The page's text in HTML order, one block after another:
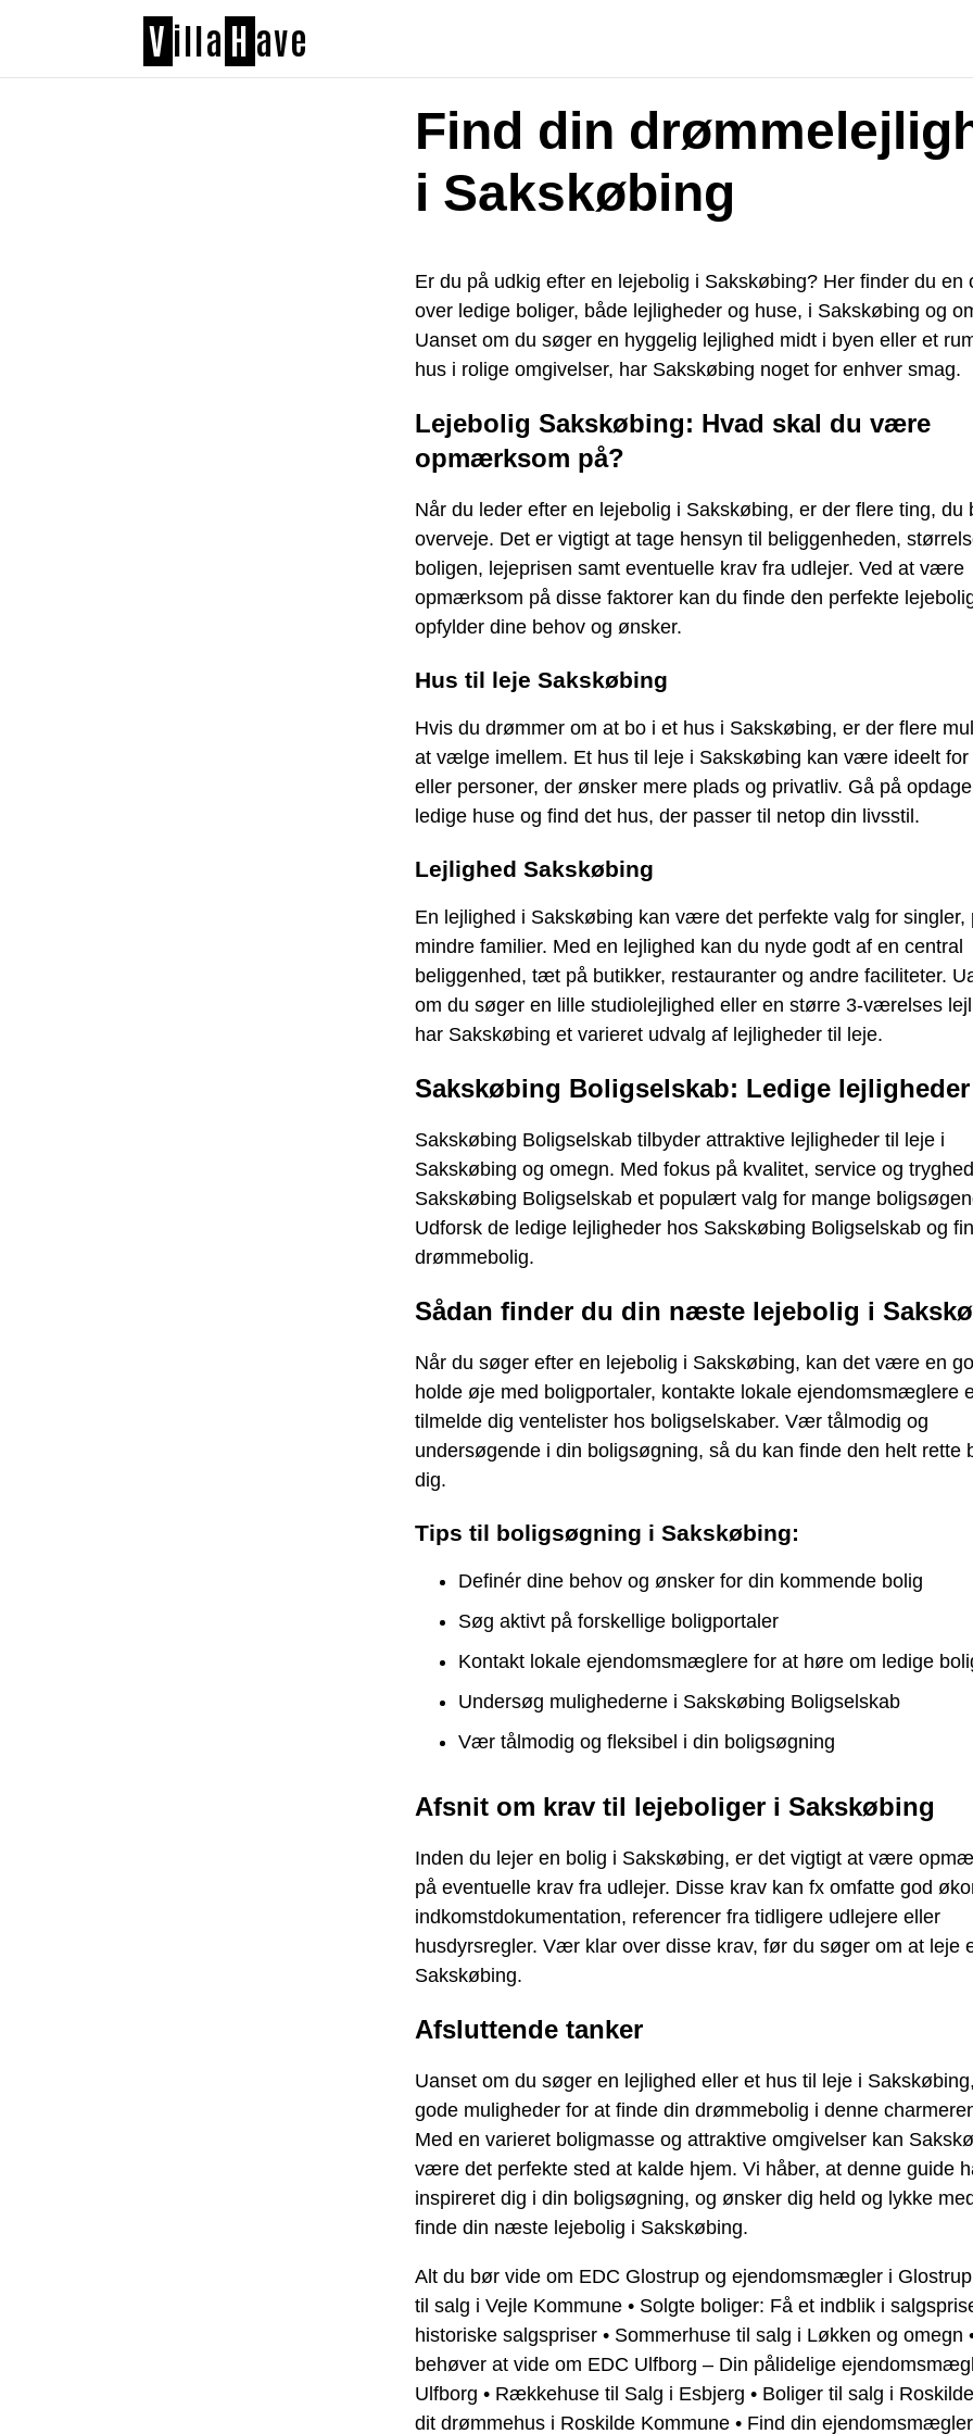
V illa H ave
Find din
i Sakskøbing
Er du på udkig efter en lejebolig i Sakskøbing? Her finder du en
over ledige boliger, både lejligheder og huse, i Sakskøbing og
Uanset om du søger en hyggelig lejlighed midt i byen eller et
hus i rolige omgivelser, har Sakskøbing noget for enhver smag.
Lejebolig Sakskøbing: Hvad skal du være
opmærksom på?
Når du leder efter en lejebolig i Sakskøbing, er der flere ting, du
overveje. Det er vigtigt at tage hensyn til beliggenheden,
boligen, lejeprisen samt eventuelle krav fra udlejer. Ved at være
opmærksom på disse faktorer kan du finde den perfekte
opfylder dine behov og ønsker.
Hus til leje Sakskøbing
Hvis du drømmer om at bo i et hus i Sakskøbing, er der flere
at vælge imellem. Et hus til leje i Sakskøbing kan være ideelt for
eller personer, der ønsker mere plads og privatliv. Gå på
ledige huse og find det hus, der passer til netop din livsstil.
Lejlighed Sakskøbing
En lejlighed i Sakskøbing kan være det perfekte valg for singler,
mindre familier. Med en lejlighed kan du nyde godt af en central
beliggenhed, tæt på butikker, restauranter og andre faciliteter.
om du søger en lille studiolejlighed eller en større 3-værelses
har Sakskøbing et varieret udvalg af lejligheder til leje.
Sakskøbing Boligselskab: Ledige lejligheder
Sakskøbing Boligselskab tilbyder attraktive lejligheder til leje i
Sakskøbing og omegn. Med fokus på kvalitet, service og
Sakskøbing Boligselskab et populært valg for mange
Udforsk de ledige lejligheder hos Sakskøbing Boligselskab og
drømmebolig.
Sådan finder du din næste lejebolig i
Når du søger efter en lejebolig i Sakskøbing, kan det være en
holde øje med boligportaler, kontakte lokale ejendomsmæglere
tilmelde dig ventelister hos boligselskaber. Vær tålmodig og
undersøgende i din boligsøgning, så du kan finde den helt rette
dig.
Tips til boligsøgning i Sakskøbing:
Definér dine behov og ønsker for din kommende bolig
Søg aktivt på forskellige boligportaler
Kontakt lokale ejendomsmæglere for at høre om ledige
Undersøg mulighederne i Sakskøbing Boligselskab
Vær tålmodig og fleksibel i din boligsøgning
Afsnit om krav til lejeboliger i Sakskøbing
Inden du lejer en bolig i Sakskøbing, er det vigtigt at være
på eventuelle krav fra udlejer. Disse krav kan fx omfatte god
indkomstdokumentation, referencer fra tidligere udlejere eller
husdyrsregler. Vær klar over disse krav, før du søger om at leje
Sakskøbing.
Afsluttende tanker
Uanset om du søger en lejlighed eller et hus til leje i
gode muligheder for at finde din drømmebolig i denne
Med en varieret boligmasse og attraktive omgivelser kan
være det perfekte sted at kalde hjem. Vi håber, at denne guide
inspireret dig i din boligsøgning, og ønsker dig held og lykke
finde din næste lejebolig i Sakskøbing.
Alt du bør vide om EDC Glostrup og ejendomsmægler i Glostrup
til salg i Vejle Kommune • Solgte boliger: Få et indblik i
historiske salgspriser • Sommerhuse til salg i Løkken og omegn
behøver at vide om EDC Ulfborg – Din pålidelige
Ulfborg • Rækkehuse til Salg i Esbjerg • Boliger til salg i
dit drømmehus i Roskilde Kommune • Find din